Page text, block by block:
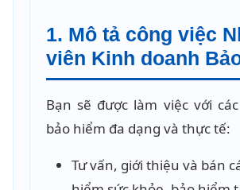
1. Mô tả công việc
viên Kinh doanh
Bạn sẽ được làm việc với
bảo hiểm đa dạng và thực tế:
Tư vấn, giới thiệu và bán